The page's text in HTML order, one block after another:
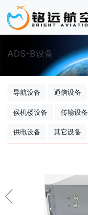
ADS-B设备
导航设备 通信设备
侯机楼设备 传输设备
供电设备 其它设备